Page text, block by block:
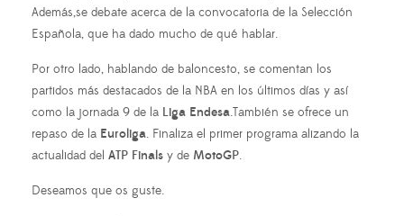
Además,se debate acerca de la convocatoria de la Selección
Española, que ha dado mucho de qué hablar.
Por otro lado, hablando de baloncesto, se comentan los
partidos más destacados de la NBA en los últimos días y así
como la jornada 9 de la Liga Endesa.También se ofrece un
repaso de la Euroliga. Finaliza el primer programa alizando la
actualidad del ATP Finals y de MotoGP.
Deseamos que os guste.